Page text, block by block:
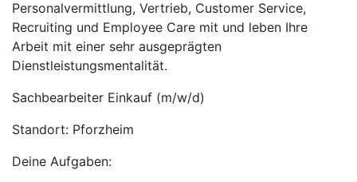
Personalvermittlung, Vertrieb, Customer Service,
Recruiting und Employee Care mit und leben Ihre
Arbeit mit einer sehr ausgeprägten
Dienstleistungsmentalität.
Sachbearbeiter Einkauf (m/w/d)
Standort: Pforzheim
Deine Aufgaben: